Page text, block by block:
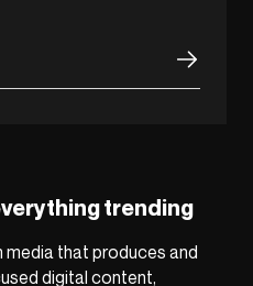
trending
media that produces and
digital content,